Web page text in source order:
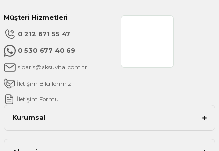
Müşteri Hizmetleri
0 212 671 55 47
0 530 677 40 69
siparis@aksuvital.com.tr
İletişim Bilgilerimiz
İletişim Formu
Kurumsal